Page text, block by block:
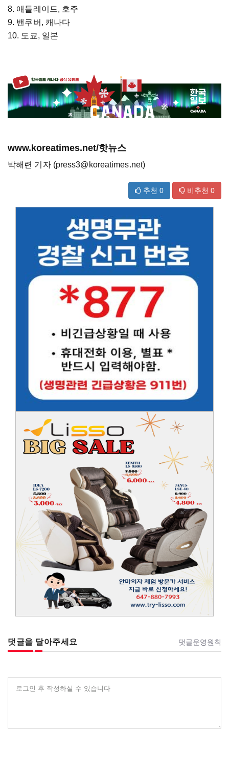
8. 애들레이드, 호주
9. 밴쿠버, 캐나다
10. 도쿄, 일본
www.koreatimes.net/핫뉴스
박해련 기자 (press3@koreatimes.net)
추천 0 비추천 0
댓글을 달아주세요 댓글운영원칙
로그인 후 작성하실 수 있습니다